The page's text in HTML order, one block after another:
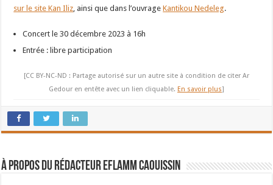
sur le site Kan Iliz , ainsi que dans l’ouvrageKantikou Nedeleg.
Concert le 30 décembre 2023 à 16h
Entrée : libre participation
[CC BY-NC-ND : Partage autorisé sur un autre site à condition de citer Ar
Gedour en entête avec un lien cliquable. En savoir plus]
À propos du rédacteur Eflamm Caouissin